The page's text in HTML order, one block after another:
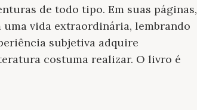
de todo tipo. Em suas páginas,
uma vida extraordinária, lembrando
subjetiva adquire
costuma realizar. O livro é